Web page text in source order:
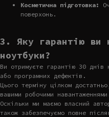
Косметична підготовка:
поверхонь.
3. Яку гарантію ви
ноутбуки?
Ви отримуєте гарантію 30 днів
або програмних дефектів.
Цього терміну цілком
вашими робочими
Оскільки ми маємо власний
також забезпечуємо повне